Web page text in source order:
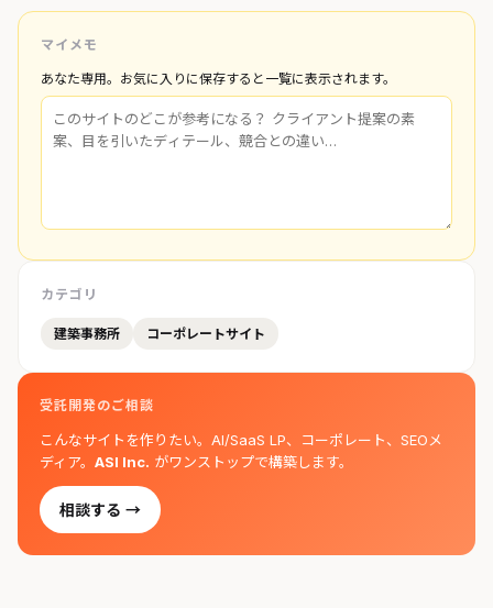
マイメモ
あなた専用。お気に入りに保存すると一覧に表示されます。
カテゴリ
建築事務所 コーポレートサイト
受託開発のご相談
こんなサイトを作りたい。AI/SaaS LP、コーポレート、SEOメ
ディア。 ASI Inc. がワンストップで構築します。
相談する →